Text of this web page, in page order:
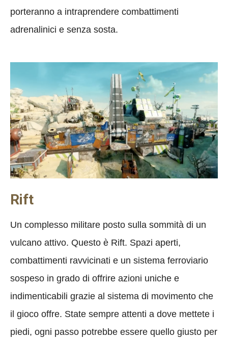
porteranno a intraprendere combattimenti
adrenalinici e senza sosta.
Rift
Un complesso militare posto sulla sommità di un
vulcano attivo. Questo è Rift. Spazi aperti,
combattimenti ravvicinati e un sistema ferroviario
sospeso in grado di offrire azioni uniche e
indimenticabili grazie al sistema di movimento che
il gioco offre. State sempre attenti a dove mettete i
piedi, ogni passo potrebbe essere quello giusto per